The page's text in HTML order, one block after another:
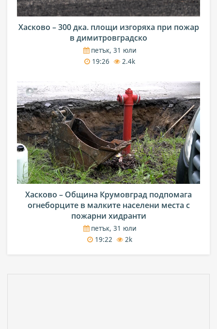
Хасково – 300 дка. площи изгоряха при пожар
в димитровградско
петък, 31 юли
19:26
2.4k
Хасково – Община Крумовград подпомага
огнеборците в малките населени места с
пожарни хидранти
петък, 31 юли
19:22
2k